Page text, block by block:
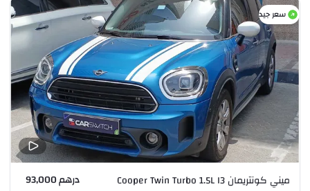
سعر جيد
ميني كونتريمان Cooper Twin Turbo 1.5L I3 درهم 93,000